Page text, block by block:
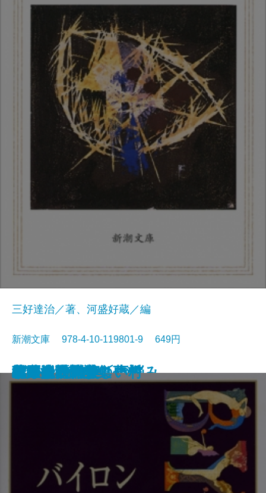
孤独な散歩者の夢想
ゲーテ詩集
脂肪の塊・テリエ館
パルムの僧院〔下〕
巴里の憂鬱
若きウェルテルの悩み
ハイネ詩集
女の一生
パルムの僧院〔上〕
三好達治詩集
三好達治／著、河盛好蔵／編
新潮文庫 978-4-10-119801-9 649円
バイロン詩集
春琴抄
風立ちぬ・美しい村
ヴィヨンの妻
北原白秋詩集
萩原朔太郎詩集
ヘッセ詩集
春の嵐
椿姫
春